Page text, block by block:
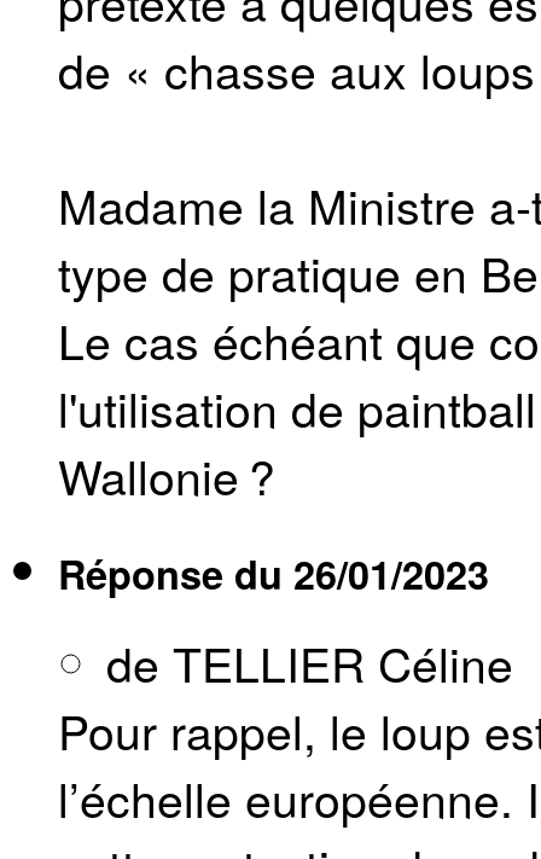
de « chasse aux
Madame la Ministre
type de pratique en
Le cas échéant que
l'utilisation de
Wallonie ?
Réponse du 26/01/2023
de TELLIER Céline
Pour rappel, le loup
l’échelle